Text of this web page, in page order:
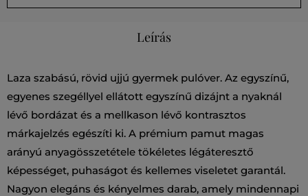
Leírás
Laza szabású, rövid ujjú gyermek pulóver. Az egyszínű,
egyenes szegéllyel ellátott egyszínű dizájnt a nyaknál
lévő bordázat és a mellkason lévő kontrasztos
márkajelzés egészíti ki. A prémium pamut magas
arányú anyagösszetétele tökéletes légáteresztő
képességet, puhaságot és kellemes viseletet garantál.
Nagyon elegáns és kényelmes darab, amely mindennapi